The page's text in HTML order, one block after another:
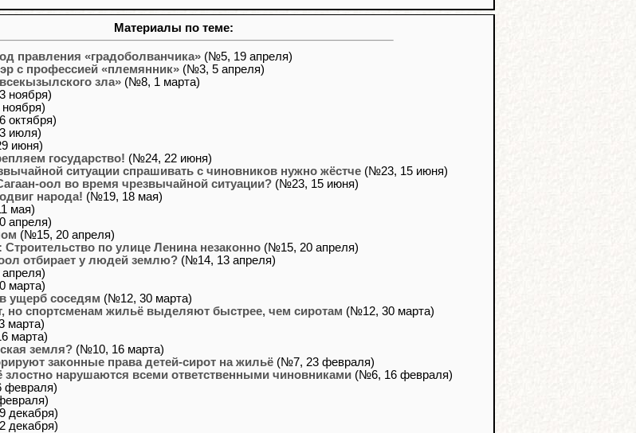
Материалы по теме:
правления «градоболванчика» (№5, 19 апреля)
с профессией «племянник» (№3, 5 апреля)
зла» (№8, 1 марта)
ноября)
октября)
июля)
июня)
государство! (№24, 22 июня)
ситуации спрашивать с чиновников нужно жёстче (№23, 15 июня)
оол во время чрезвычайной ситуации? (№23, 15 июня)
народа! (№19, 18 мая)
мая)
апреля)
(№15, 20 апреля)
по улице Ленина незаконно (№15, 20 апреля)
отбирает у людей землю? (№14, 13 апреля)
марта)
в ущерб соседям (№12, 30 марта)
но спортсменам жильё выделяют быстрее, чем сиротам (№12, 30 марта)
марта)
марта)
земля? (№10, 16 марта)
законные права детей-сирот на жильё (№7, 23 февраля)
злостно нарушаются всеми ответственными чиновниками (№6, 16 февраля)
февраля)
декабря)
декабря)